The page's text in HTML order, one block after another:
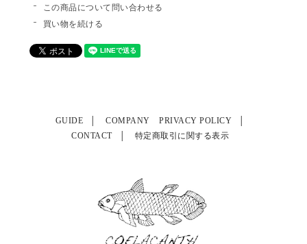
この商品について問い合わせる
買い物を続ける
GUIDE COMPANY
PRIVACY POLICY
CONTACT
特定商取引に関する表示